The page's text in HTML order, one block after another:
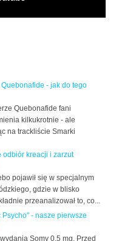
- jak do tego
Quebonafide fani
kilkukrotnie - ale
na trackliście Smarki
odbiór kreacji i zarzut
pojawił się w specjalnym
gdzie w blisko
przeanalizował to, co...
- nasze pierwsze
Somy 0,5 mg. Przed